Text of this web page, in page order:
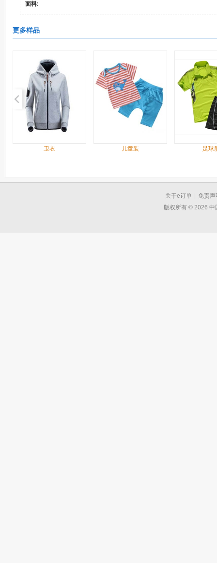
面料:
更多样品
卫衣 儿童装 足球
关于e订单
免责声
版权所有 © 2026